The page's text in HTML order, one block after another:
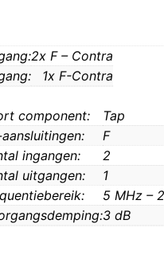
2x F – Contra
1x F-Contra
component:
Tap
F
ingangen:
2
uitgangen:
1
5 MHz –
3 dB